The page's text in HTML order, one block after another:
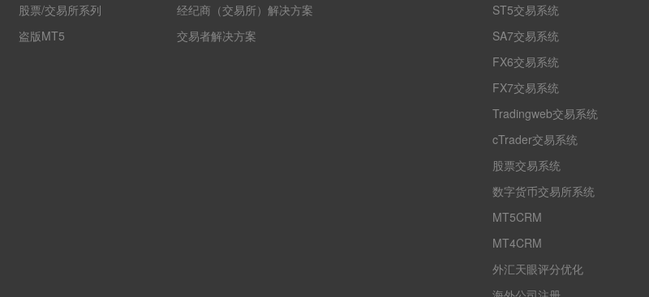
股票/交易所系列
盗版MT5
经纪商（交易所）解决方案
交易者解决方案
ST5交易系统
SA7交易系统
FX6交易系统
FX7交易系统
Tradingweb交易系统
cTrader交易系统
股票交易系统
数字货币交易所系统
MT5CRM
MT4CRM
外汇天眼评分优化